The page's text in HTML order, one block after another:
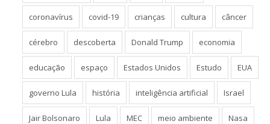
coronavírus covid-19 crianças cultura câncer
cérebro descoberta Donald Trump economia
educação espaço Estados Unidos Estudo EUA
governo Lula história inteligência artificial Israel
Jair Bolsonaro Lula MEC meio ambiente Nasa